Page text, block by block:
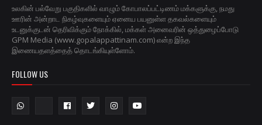
உலகின் பல்வேறு பகுதிகளில் வாழும் கோபாலப்பட்டிணம் மக்களுக்கு, நமது
ஊரின் அன்றாட நிகழ்வுகளையும் ஏனைய பயனுள்ள தகவல்களையும்
உடனுக்குடன் தெரிவிக்கும் நோக்கில், மக்கள் அனைவரின் ஒத்துழைப்போடு
GPM Media (www.gopalappattinam.com) என்ற இந்த
இணையதளத்தைத் தொடங்கியுள்ளோம்.
FOLLOW US